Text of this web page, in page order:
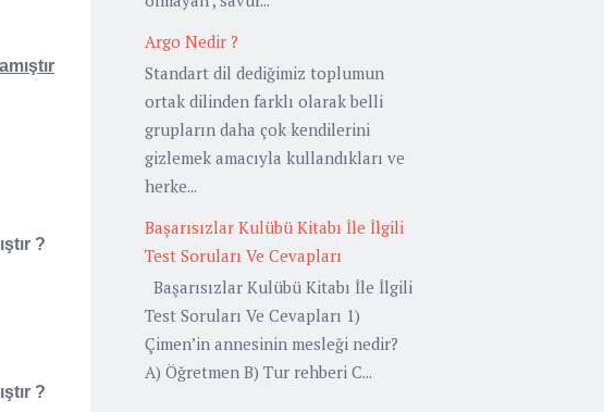
?
?
Argo Nedir ?
Standart dil dediğimiz toplumun
ortak dilinden farklı olarak belli
grupların daha çok kendilerini
gizlemek amacıyla kullandıkları ve
herke...
Başarısızlar Kulübü Kitabı İle İlgili
Test Soruları Ve Cevapları
Başarısızlar Kulübü Kitabı İle İlgili
Test Soruları Ve Cevapları 1)
Çimen’in annesinin mesleği nedir?
A) Öğretmen B) Tur rehberi C...